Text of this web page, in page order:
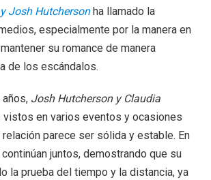
Josh Hutchersonha llamado la
especialmente por la manera en
su romance de manera
de los escándalos.
Josh Hutcherson y Claudia
en varios eventos y ocasiones
parece ser sólida y estable. En
juntos, demostrando que su
la prueba del tiempo y la distancia, ya